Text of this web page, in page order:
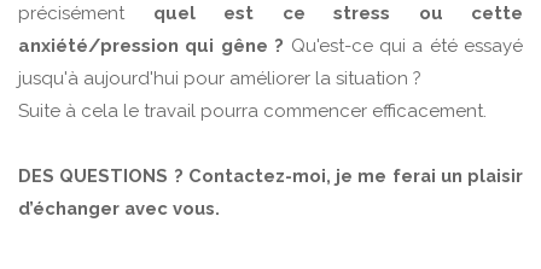
précisément quel est ce stress ou cette
anxiété/pression qui gêne ? Qu'est-ce qui a été essayé
jusqu'à aujourd'hui pour améliorer la situation ?
Suite à cela le travail pourra commencer efficacement.
DES QUESTIONS ? Contactez-moi, je me ferai un plaisir
d’échanger avec vous.